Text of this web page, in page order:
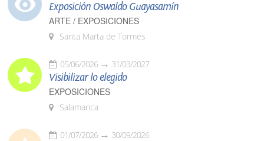
Exposición Oswaldo Guayasamín
ARTE / EXPOSICIONES
Santa Marta de Tormes
05/06/2026 31/03/2027
Visibilizar lo elegido
EXPOSICIONES
Salamanca
01/07/2026 30/09/2026